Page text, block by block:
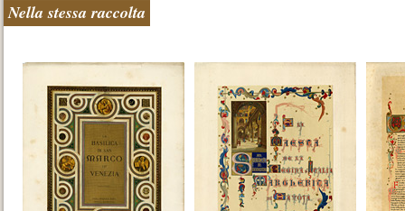
Nella stessa raccolta